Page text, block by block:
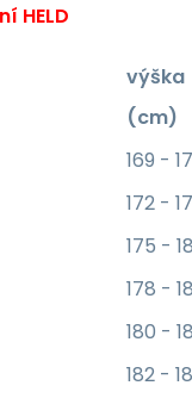
HELD
výška
(cm)
169 -
172 -
175 -
178 -
180 -
182 -